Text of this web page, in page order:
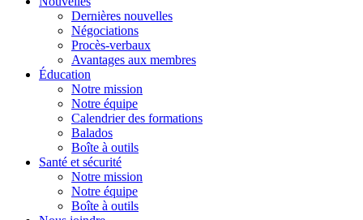
Dernières nouvelles
Négociations
Procès-verbaux
Avantages aux membres
Éducation
Notre mission
Notre équipe
Calendrier des formations
Balados
Boîte à outils
Santé et sécurité
Notre mission
Notre équipe
Boîte à outils